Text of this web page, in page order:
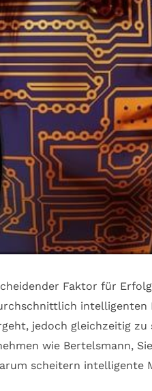
Faktor für
intelligenten
jedoch gleichzeitig
wie Bertelsmann,
scheitern